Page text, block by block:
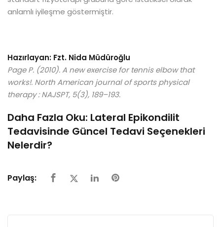
anlamlı iyileşme göstermiştir.
Hazırlayan: Fzt. Nida Müdüroğlu
Page P. (2010). A new exercise for tennis elbow that
works!. North American journal of sports physical
therapy : NAJSPT, 5(3), 189–193.
Daha Fazla Oku: Lateral Epikondilit
Tedavisinde Güncel Tedavi Seçenekleri
Nelerdir?
Paylaş: